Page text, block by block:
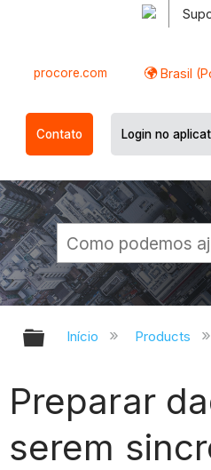
procore.com Brasil
Contato Login no
Expandir/
Início Products
Preparar
serem